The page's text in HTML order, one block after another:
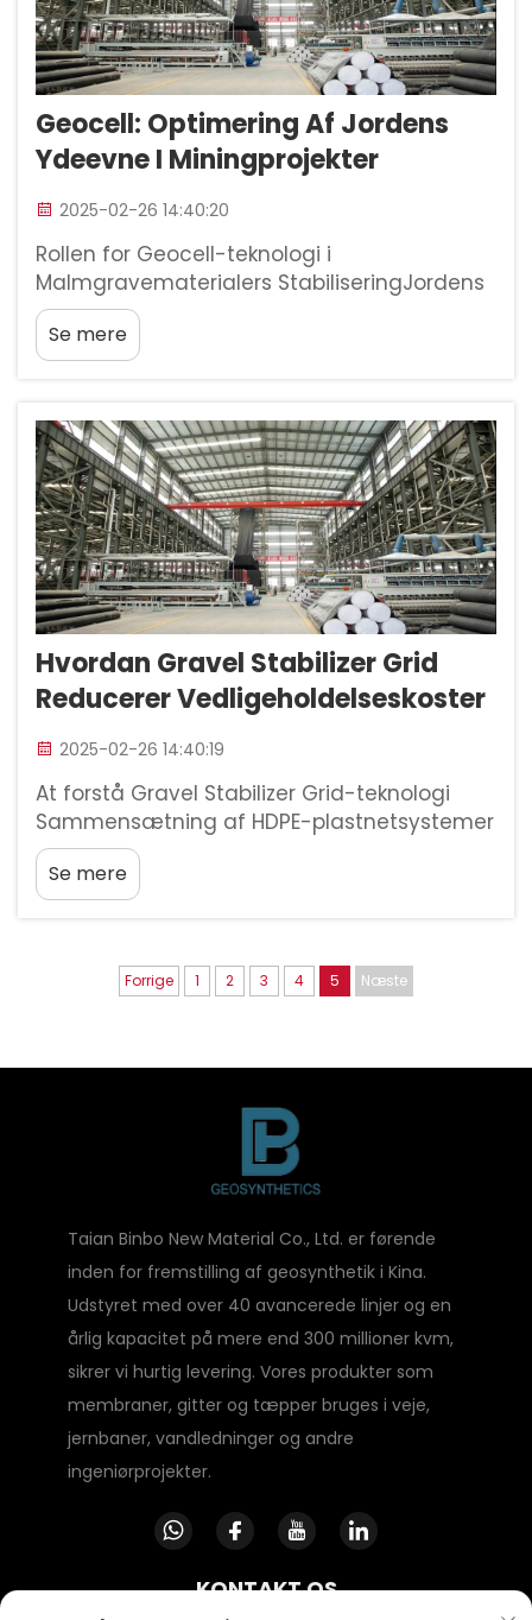
Geocell: Optimering Af Jordens
Ydeevne I Miningprojekter
2025-02-26 14:40:20
Rollen for Geocell-teknologi i
Malmgravematerialers StabiliseringJordens
Præstationsudfordringer i Malmgravning
Jordproblemer er en stor udfordring for
minedrift, især når det gælder erosion og
ruller...
Se mere
Hvordan Gravel Stabilizer Grid
Reducerer Vedligeholdelseskoster
2025-02-26 14:40:19
At forstå Gravel Stabilizer Grid-teknologi
Sammensætning af HDPE-plastnetsystemer
De fleste grusstabiliserende net er lavet af
HDPE, som står for High-Density Polyethylen.
Dette materiale fungerer så godt, fordi det
Se mere
Forrige 1 2 3 4 5 Næste
Taian Binbo New Material Co., Ltd. er førende
inden for fremstilling af geosynthetik i Kina.
Udstyret med over 40 avancerede linjer og en
årlig kapacitet på mere end 300 millioner kvm,
sikrer vi hurtig levering. Vores produkter som
membraner, gitter og tæpper bruges i veje,
jernbaner, vandledninger og andre
ingeniørprojekter.
KONTAKT OS